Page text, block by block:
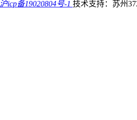
沪icp备19020804号-1 技术支持：苏州